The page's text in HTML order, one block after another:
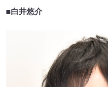
■白井悠介